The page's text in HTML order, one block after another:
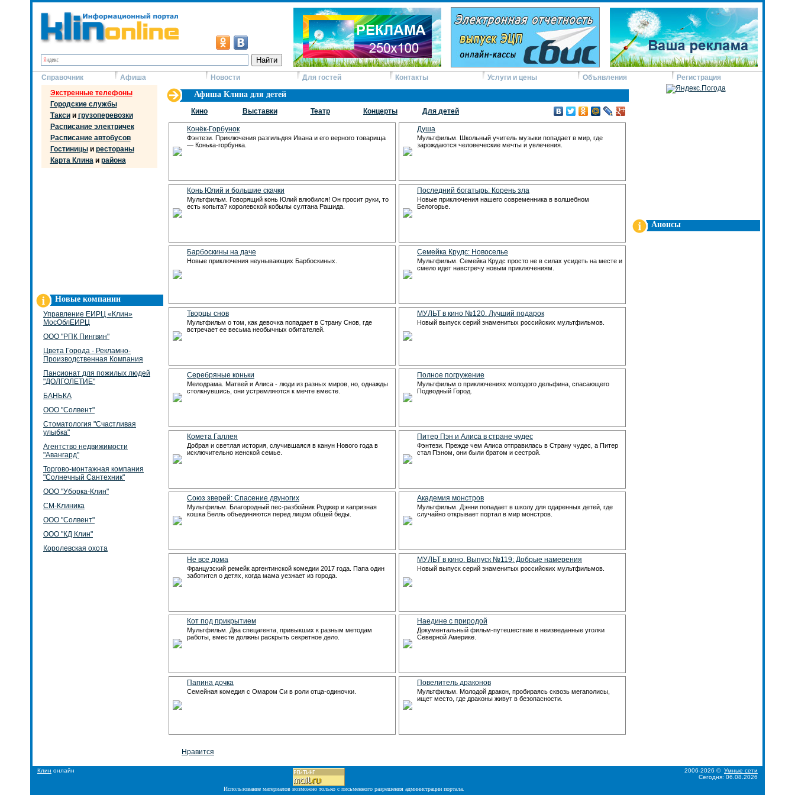
Справочник Афиша Новости Для гостей Контакты Услуги и цены Объявления
Регистрация
Экстренные телефоны
Городские службы
Таксии грузоперевозки
Расписание электричек
Расписание автобусов
Гостиницыи рестораны
Карта Клинаи района
Новые компании
Управление ЕИРЦ «Клин»
МосОблЕИРЦ
ООО "РПК Пингвин"
Цвета Города - Рекламно-
Производственная Компания
Пансионат для пожилых людей
"ДОЛГОЛЕТИЕ"
БАНЬКА
ООО "Солвент"
Стоматология "Счастливая
улыбка"
Агентство недвижимости
"Авангард"
Торгово-монтажная компания
"Солнечный Сантехник"
ООО "Уборка-Клин"
СМ-Клиника
ООО "Солвент"
ООО "КД Клин"
Королевская охота
Афиша Клина для детей
Кино Выставки Театр Концерты Для детей
Конёк-Горбунок
Фэнтези. Приключения разгильдяя Ивана и его верного товарища
— Конька-горбунка.
Душа
Мультфильм. Школьный учитель музыки попадает в мир, где
зарождаются человеческие мечты и увлечения.
Конь Юлий и большие скачки
Мультфильм. Говорящий конь Юлий влюбился! Он просит руки, то
есть копыта? королевской кобылы султана Рашида.
Последний богатырь: Корень зла
Новые приключения нашего современника в волшебном
Белогорье.
Барбоскины на даче
Новые приключения неунывающих Барбоскиных.
Семейка Крудс: Новоселье
Мультфильм. Семейка Крудс просто не в силах усидеть на месте и
смело идет навстречу новым приключениям.
Творцы снов
Мультфильм о том, как девочка попадает в Страну Снов, где
встречает ее весьма необычных обитателей.
МУЛЬТ в кино №120. Лучший подарок
Новый выпуск серий знаменитых российских мультфильмов.
Серебряные коньки
Мелодрама. Матвей и Алиса - люди из разных миров, но, однажды
столкнувшись, они устремляются к мечте вместе.
Полное погружение
Мультфильм о приключениях молодого дельфина, спасающего
Подводный Город.
Комета Галлея
Добрая и светлая история, случившаяся в канун Нового года в
исключительно женской семье.
Питер Пэн и Алиса в стране чудес
Фэнтези. Прежде чем Алиса отправилась в Страну чудес, а Питер
стал Пэном, они были братом и сестрой.
Союз зверей: Спасение двуногих
Мультфильм. Благородный пес-разбойник Роджер и капризная
кошка Белль объединяются перед лицом общей беды.
Академия монстров
Мультфильм. Дэнни попадает в школу для одаренных детей, где
случайно открывает портал в мир монстров.
Не все дома
Французский ремейк аргентинской комедии 2017 года. Папа один
заботится о детях, когда мама уезжает из города.
МУЛЬТ в кино. Выпуск №119: Добрые намерения
Новый выпуск серий знаменитых российских мультфильмов.
Кот под прикрытием
Мультфильм. Два спецагента, привыкших к разным методам
работы, вместе должны раскрыть секретное дело.
Наедине с природой
Документальный фильм-путешествие в неизведанные уголки
Северной Америке.
Папина дочка
Семейная комедия с Омаром Си в роли отца-одиночки.
Повелитель драконов
Мультфильм. Молодой дракон, пробираясь сквозь мегаполисы,
ищет место, где драконы живут в безопасности.
Нравится
Анонсы
Клин онлайн 2006-2026 © Умные сети
Сегодня: 06.08.2026
Использование материалов возможно только с письменного разрешения администрации портала.